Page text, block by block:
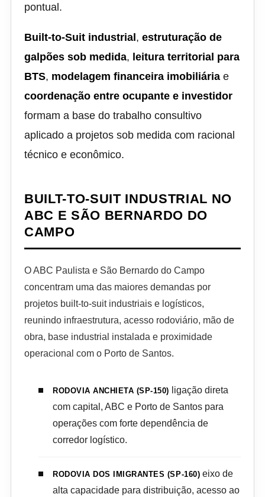
pontual.
Built-to-Suit industrial, estruturação de
galpões sob medida, leitura territorial para
BTS, modelagem financeira imobiliária e
coordenação entre ocupante e investidor
formam a base do trabalho consultivo
aplicado a projetos sob medida com racional
técnico e econômico.
BUILT-TO-SUIT INDUSTRIAL NO
ABC E SÃO BERNARDO DO
CAMPO
O ABC Paulista e São Bernardo do Campo
concentram uma das maiores demandas por
projetos built-to-suit industriais e logísticos,
reunindo infraestrutura, acesso rodoviário, mão de
obra, base industrial instalada e proximidade
operacional com o Porto de Santos.
RODOVIA ANCHIETA (SP-150)
ligação direta
com capital, ABC e Porto de Santos para
operações com forte dependência de
corredor logístico.
RODOVIA DOS IMIGRANTES (SP-160) eixo de
alta capacidade para distribuição, acesso ao